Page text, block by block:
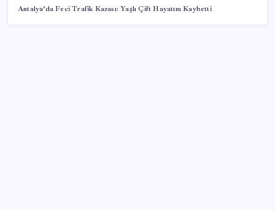
Antalya’da Feci Trafik Kazası: Yaşlı Çift Hayatını Kaybetti